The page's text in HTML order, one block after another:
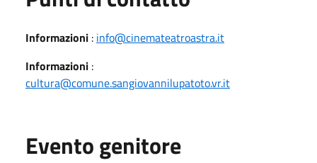
Informazioni : info@cinemateatroastra.it
Informazioni :
cultura@comune.sangiovannilupatoto.vr.it
Evento genitore